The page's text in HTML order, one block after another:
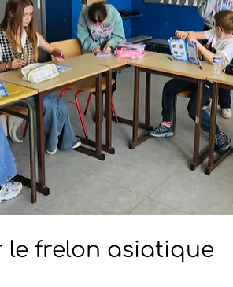
le frelon asiatique